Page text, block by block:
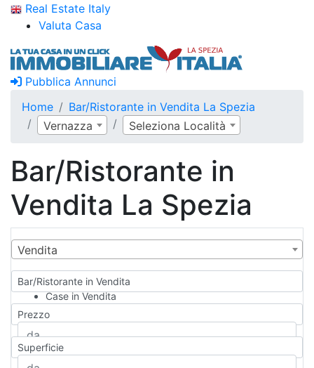
Real Estate Italy
Valuta Casa
Pubblica Annunci
Home
Bar/Ristorante in Vendita La Spezia
Vernazza
Seleziona Località
Bar/Ristorante in
Vendita La Spezia
Vendita
Bar/Ristorante in Vendita
Case in Vendita
Qualsiasi
Appartamento
Casa indipendente
Casa Semi-indipendente
Prezzo
Superficie